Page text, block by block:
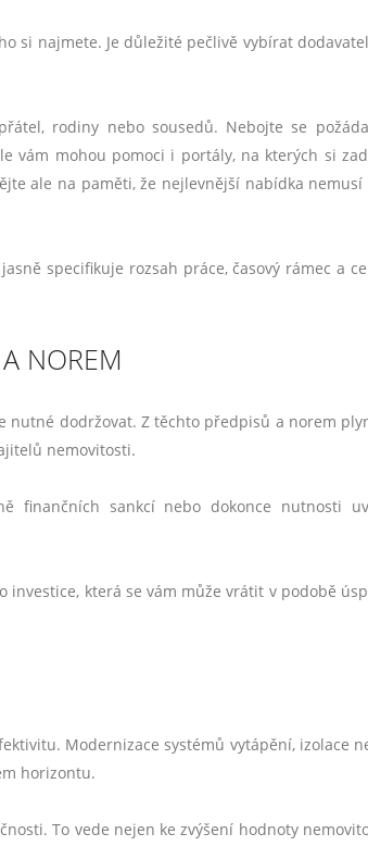
si najmete. Je důležité pečlivě vybírat
rodiny nebo sousedů. Nebojte se
vám mohou pomoci i portály, na kterých si
ale na paměti, že nejlevnější nabídka nemusí
specifikuje rozsah práce, časový rámec a
NOREM
nutné dodržovat. Z těchto předpisů a norem
nemovitosti.
finančních sankcí nebo dokonce nutnosti
investice, která se vám může vrátit v podobě
Modernizace systémů vytápění, izolace
horizontu.
To vede nejen ke zvýšení hodnoty